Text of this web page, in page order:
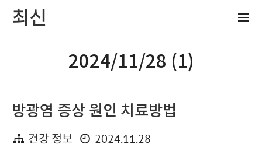
최신
2024/11/28 (1)
방광염 증상 원인 치료방법
건강 정보
2024.11.28